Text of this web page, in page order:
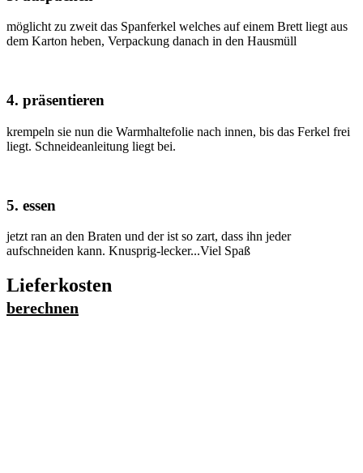
möglicht zu zweit das Spanferkel welches auf einem Brett liegt aus
dem Karton heben, Verpackung danach in den Hausmüll
4. präsentieren
krempeln sie nun die Warmhaltefolie nach innen, bis das Ferkel frei
liegt. Schneideanleitung liegt bei.
5. essen
jetzt ran an den Braten und der ist so zart, dass ihn jeder
aufschneiden kann. Knusprig-lecker...Viel Spaß
Lieferkosten
berechnen